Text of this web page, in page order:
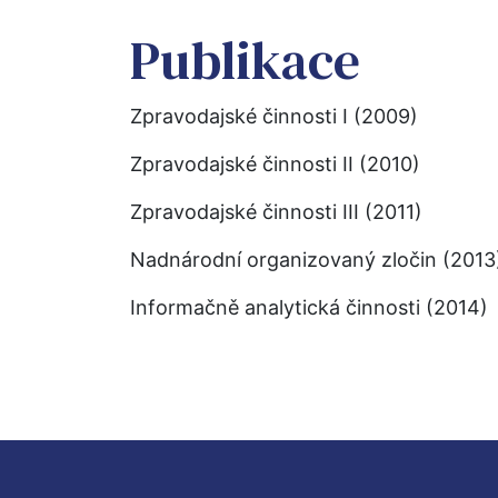
Publikace
Zpravodajské činnosti I (2009)
Zpravodajské činnosti II (2010)
Zpravodajské činnosti III (2011)
Nadnárodní organizovaný zločin
Informačně analytická činnosti (2014)